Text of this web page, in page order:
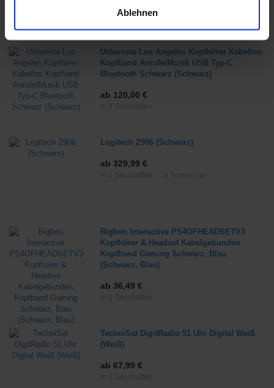
Ablehnen
Urbanista Los Angeles Kopfhörer Kabellos
Kopfband Anrufe/Musik USB Typ-C
Bluetooth Schwarz (Schwarz)
ab 120,00 €
Logitech Z906 (Schwarz)
ab 329,99 €
Bigben Interactive PS4OFHEADSETV3
Kopfhörer & Headset Kabelgebunden
Kopfband Gaming Schwarz, Blau
(Schwarz, Blau)
ab 36,49 €
TechniSat DigitRadio 51 Uhr Digital Weiß
(Weiß)
ab 67,99 €